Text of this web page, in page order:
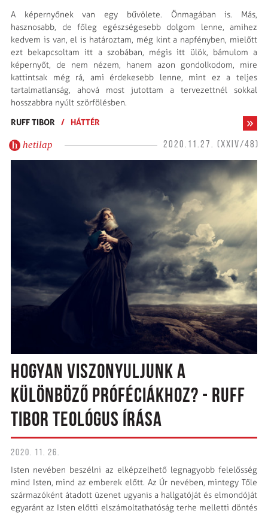
A képernyőnek van egy bűvölete. Önmagában is. Más,
hasznosabb, de főleg egészségesebb dolgom lenne, amihez
kedvem is van, el is határoztam, még kint a napfényben, mielőtt
ezt bekapcsoltam itt a szobában, mégis itt ülök, bámulom a
képernyőt, de nem nézem, hanem azon gondolkodom, mire
kattintsak még rá, ami érdekesebb lenne, mint ez a teljes
tartalmatlanság, ahová most jutottam a tervezettnél sokkal
hosszabbra nyúlt szörfölésben.
RUFF TIBOR
/ HÁTTÉR
hetilap 2020.11.27. (XXIV/48)
HOGYAN VISZONYULJUNK A
KÜLÖNBÖZŐ PRÓFÉCIÁKHOZ? - RUFF
TIBOR TEOLÓGUS ÍRÁSA
2020. 11. 26.
Isten nevében beszélni az elképzelhető legnagyobb felelősség
mind Isten, mind az emberek előtt. Az Úr nevében, mintegy Tőle
származóként átadott üzenet ugyanis a hallgatóját és elmondóját
egyaránt az Isten előtti elszámoltathatóság terhe melletti döntés